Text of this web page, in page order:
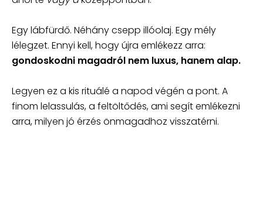
Egy lábfürdő. Néhány csepp illóolaj. Egy mély
lélegzet. Ennyi kell, hogy újra emlékezz arra:
gondoskodni magadról nem luxus, hanem alap.
Legyen ez a kis rituálé a napod végén a pont. A
finom lelassulás, a feltöltődés, ami segít emlékezni
arra, milyen jó érzés önmagadhoz visszatérni.